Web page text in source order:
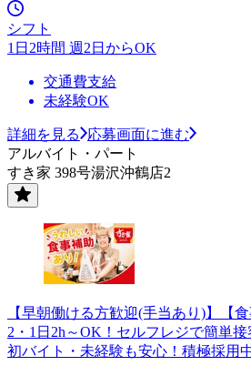
シフト
1日2時間 週2日からOK
交通費支給
未経験OK
詳細を見る
応募画面に進む
アルバイト・パート
すき家 398号湯沢沖鶴店2
【早朝働ける方歓迎(手当あり)】【
2・1日2h～OK！セルフレジで簡単
初バイト・未経験も安心！積極採用